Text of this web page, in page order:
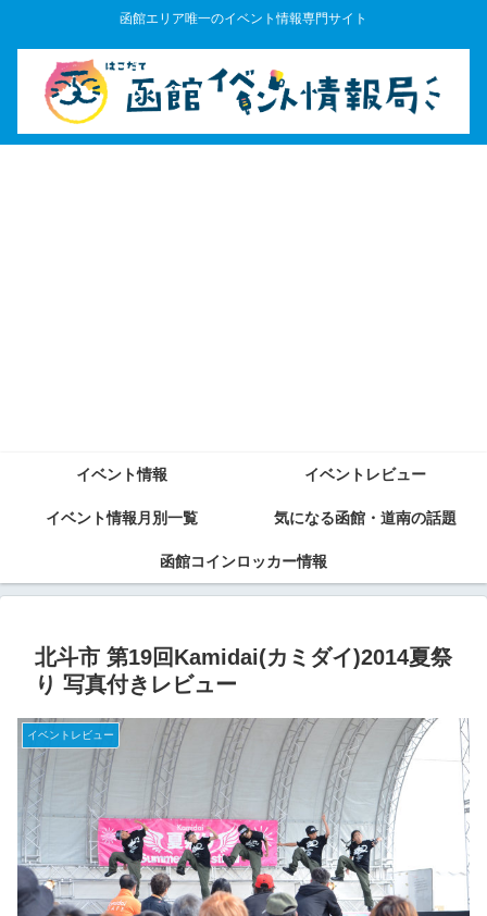
函館エリア唯一のイベント情報専門サイト
イベント情報 イベントレビュー
イベント情報月別一覧 気になる函館・道南の話題
函館コインロッカー情報
北斗市 第19回Kamidai(カミダイ)2014夏祭
り 写真付きレビュー
イベントレビュー